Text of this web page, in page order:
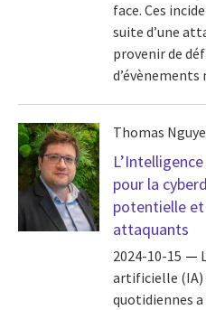
face. Ces
suite d’une
provenir de
d’évènements
Thomas
pour la
potentielle et
attaquants
2024-10-15
artificielle (IA)
quotidiennes